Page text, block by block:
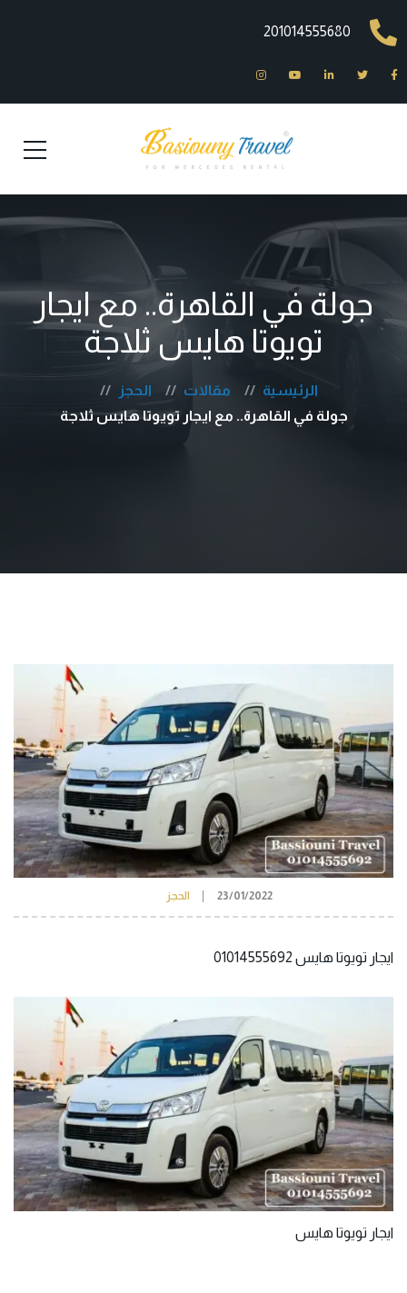
201014555680
جولة في القاهرة.. مع ايجار
تويوتا هايس ثلاجة
الرئيسية مقالات
الحجز
جولة في القاهرة.. مع ايجار تويوتا هايس ثلاجة
23/01/2022 الحجز
ايجار تويوتا هايس 01014555692
ايجار تويوتا هايس